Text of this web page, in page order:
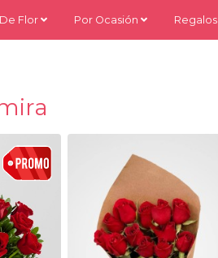
Flor Por Ocasión Regalos